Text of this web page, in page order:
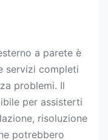
a parete è
servizi completi
problemi. Il
per assisterti
risoluzione
potrebbero